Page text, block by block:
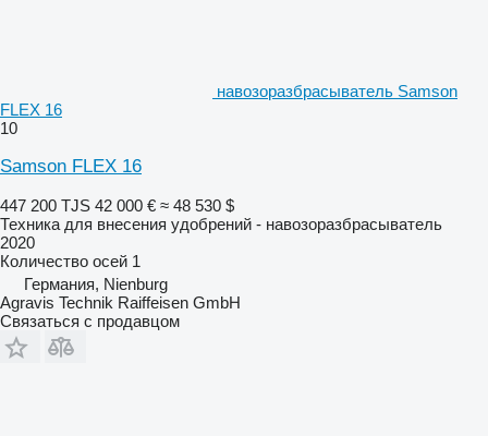
навозоразбрасыватель Samson
FLEX 16
10
Samson FLEX 16
447 200 TJS 42 000 € ≈ 48 530 $
Техника для внесения удобрений - навозоразбрасыватель
2020
Количество осей 1
Германия, Nienburg
Agravis Technik Raiffeisen GmbH
Связаться с продавцом